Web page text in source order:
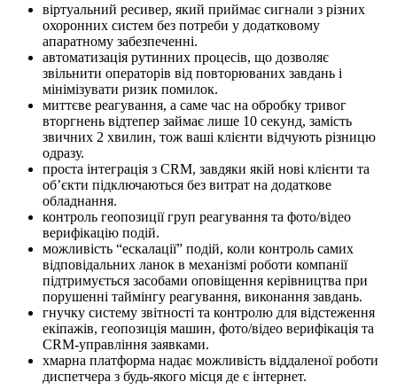
віртуальний ресивер, який приймає сигнали з різних
охоронних систем без потреби у додатковому
апаратному забезпеченні.
автоматизація рутинних процесів, що дозволяє
звільнити операторів від повторюваних завдань і
мінімізувати ризик помилок.
миттєве реагування, а саме час на обробку тривог
вторгнень відтепер займає лише 10 секунд, замість
звичних 2 хвилин, тож ваші клієнти відчують різницю
одразу.
проста інтеграція з CRM, завдяки якій нові клієнти та
об’єкти підключаються без витрат на додаткове
обладнання.
контроль геопозиції груп реагування та фото/відео
верифікацію подій.
можливість “ескалації” подій, коли контроль самих
відповідальних ланок в механізмі роботи компанії
підтримується засобами оповіщення керівництва при
порушенні таймінгу реагування, виконання завдань.
гнучку систему звітності та контролю для відстеження
екіпажів, геопозиція машин, фото/відео верифікація та
CRM-управління заявками​.
хмарна платформа надає можливість віддаленої роботи
диспетчера з будь-якого місця де є інтернет.